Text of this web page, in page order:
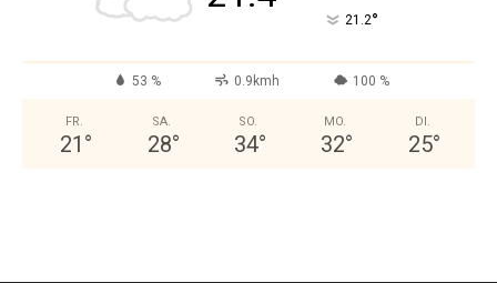
21.2°
53 % 0.9kmh 100 %
FR.
21 °
SA.
28°
SO.
34°
MO.
32°
DI.
25°